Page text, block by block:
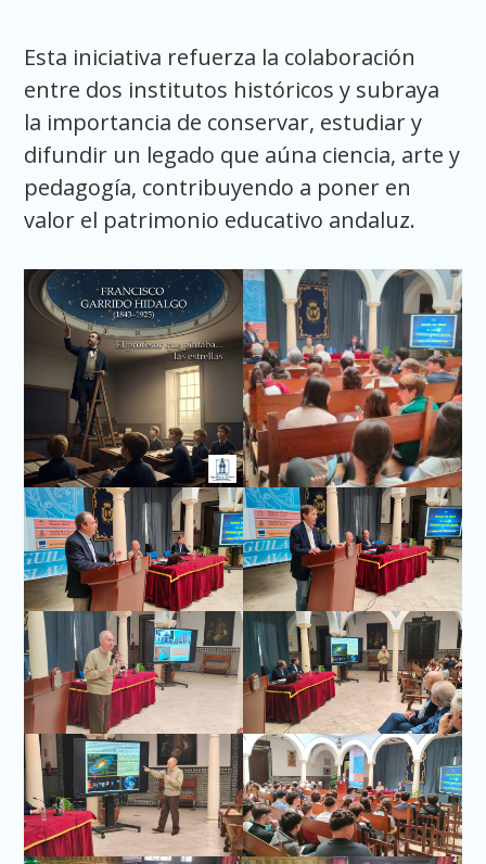
Esta iniciativa refuerza la colaboración
entre dos institutos históricos y subraya
la importancia de conservar, estudiar y
difundir un legado que aúna ciencia, arte y
pedagogía, contribuyendo a poner en
valor el patrimonio educativo andaluz.